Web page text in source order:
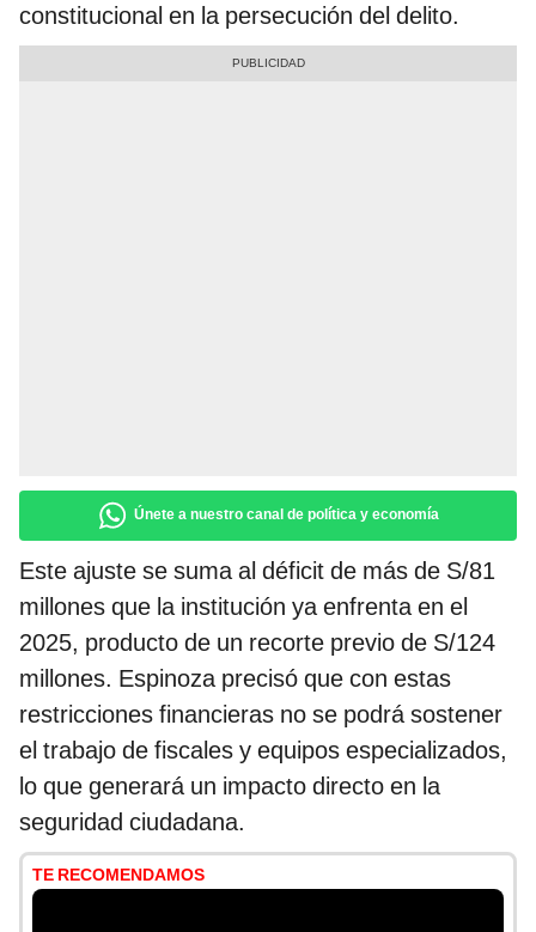
constitucional en la persecución del delito.
Únete a nuestro canal de política y economía
Este ajuste se suma al déficit de más de S/81
millones que la institución ya enfrenta en el
2025, producto de un recorte previo de S/124
millones. Espinoza precisó que con estas
restricciones financieras no se podrá sostener
el trabajo de fiscales y equipos especializados,
lo que generará un impacto directo en la
seguridad ciudadana.
TE RECOMENDAMOS